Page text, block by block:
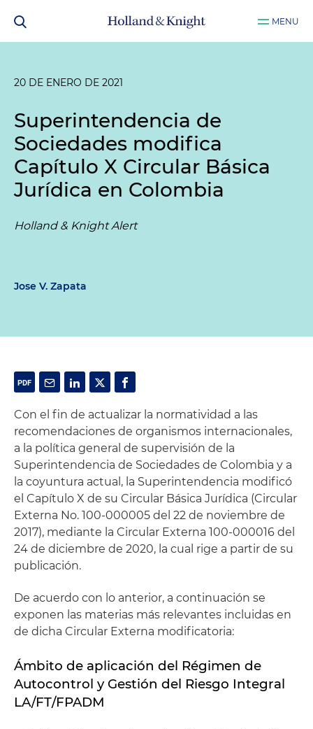
MENU
20 DE ENERO DE 2021
Superintendencia de
Sociedades modifica
Capítulo X Circular Básica
Jurídica en Colombia
Holland & Knight Alert
Jose V. Zapata
Con el fin de actualizar la normatividad a las
recomendaciones de organismos internacionales,
a la política general de supervisión de la
Superintendencia de Sociedades de Colombia y a
la coyuntura actual, la Superintendencia modificó
el Capítulo X de su Circular Básica Jurídica (Circular
Externa No. 100-000005 del 22 de noviembre de
2017), mediante la Circular Externa 100-000016 del
24 de diciembre de 2020, la cual rige a partir de su
publicación.
De acuerdo con lo anterior, a continuación se
exponen las materias más relevantes incluidas en
de dicha Circular Externa modificatoria:
Ámbito de aplicación del Régimen de
Autocontrol y Gestión del Riesgo Integral
LA/FT/FPADM